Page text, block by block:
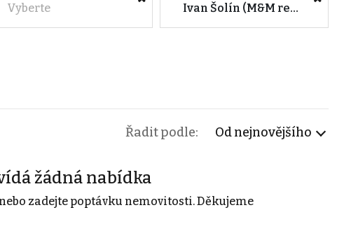
Vyberte Ivan Šolín (M&M reality)
Řadit podle: Od nejnovějšího
žádná nabídka
zadejte poptávku nemovitosti. Děkujeme